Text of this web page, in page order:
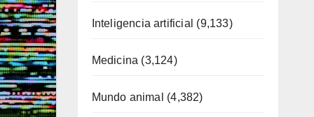
Inteligencia artificial (9,133)
Medicina (3,124)
Mundo animal (4,382)